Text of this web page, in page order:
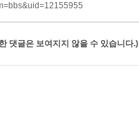
댓글은 보여지지 않을 수 있습니다.)